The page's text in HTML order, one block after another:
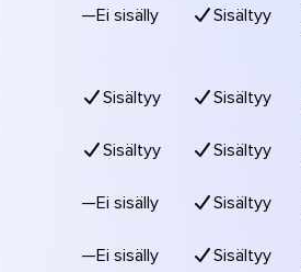
—Ei sisälly Sisältyy
Sisältyy Sisältyy
Sisältyy Sisältyy
—Ei sisälly Sisältyy
—Ei sisälly Sisältyy